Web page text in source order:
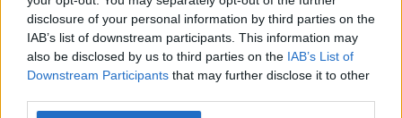
disclosure of your personal information by third parties on the
IAB’s list of downstream participants. This information may
also be disclosed by us to third parties on the IAB’s List of
Downstream Participants that may further disclose it to other